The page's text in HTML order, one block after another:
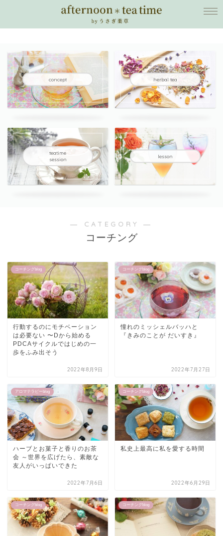
concept herbal tea
teatime
session
lesson
― CATEGORY ―
コーチング
コーチングblog
行動するのにモチベーション
は必要ない 〜Dから始める
PDCAサイクルではじめの一
歩をふみ出そう
2022年8月9日
コーチングblog
憧れのミッシェルバッハと
『きみのことが だいすき』
2022年7月27日
アロマテラピーblog
ハーブとお菓子と香りのお茶
会 ～世界を広げたら、素敵な
友人がいっぱいできた
2022年7月6日
コーチングblog
私史上最高に私を愛する時間
2022年6月29日
コーチングblog コーチングblog